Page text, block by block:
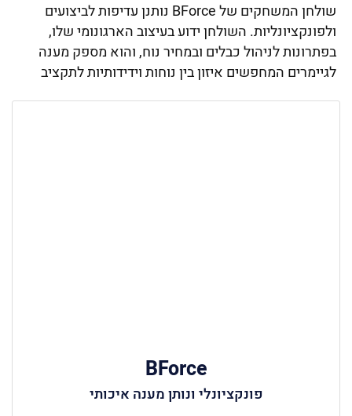
שולחן המשחקים של BForce נותנן עדיפות לביצועים
ולפונקציונליות. השולחן ידוע בעיצוב הארגונומי שלו,
בפתרונות לניהול כבלים ובמחיר נוח, והוא מספק מענה
לגיימרים המחפשים איזון בין נוחות וידידותיות לתקציב
BForce
פונקציונלי ונותן מענה איכותי